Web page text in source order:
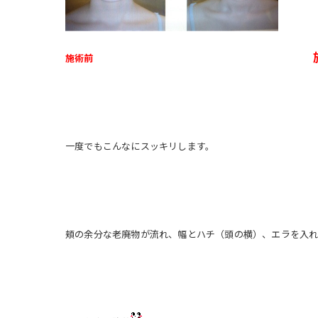
施術前
一度でもこんなにスッキリします。
頬の余分な老廃物が流れ、幅とハチ（頭の横）、エラを入れ